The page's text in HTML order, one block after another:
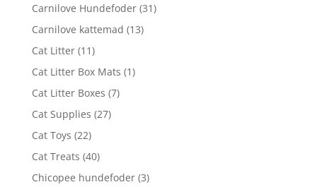
Carnilove Hundefoder (31)
Carnilove kattemad (13)
Cat Litter (11)
Cat Litter Box Mats (1)
Cat Litter Boxes (7)
Cat Supplies (27)
Cat Toys (22)
Cat Treats (40)
Chicopee hundefoder (3)